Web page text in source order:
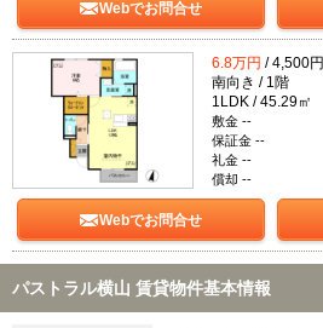
Webでお問合せ
6.8万円 / 4,500円
南向き / 1階
1LDK / 45.29㎡
敷金 --
保証金 --
礼金 --
償却 --
Webでお問合せ
パストラル横山 賃貸物件基本情報